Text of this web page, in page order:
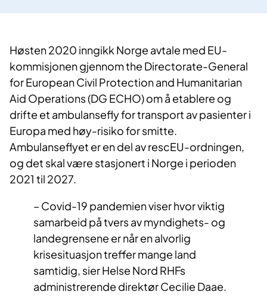
Høsten 2020 inngikk Norge avtale med EU-
kommisjonen gjennom the Directorate-General
for European Civil Protection and Humanitarian
Aid Operations (DG ECHO) om å etablere og
drifte et ambulansefly for transport av pasienter i
Europa med høy-risiko for smitte.
Ambulanseflyet er en del av rescEU-ordningen,
og det skal være stasjonert i Norge i perioden
2021 til 2027.
– Covid-19 pandemien viser hvor viktig
samarbeid på tvers av myndighets- og
landegrensene er når en alvorlig
krisesituasjon treffer mange land
samtidig, sier Helse Nord RHFs
administrerende direktør Cecilie Daae.